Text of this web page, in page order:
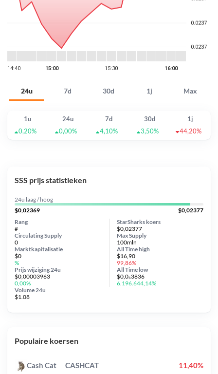
24u 7d 30d 1j Max
1u 24u 7d 30d
1j
0,20%
0,00% 4,10% 3,50% 44,20%
SSS prijs statistieken
24u laag / hoog
$0,02369
$0,02377
StarSharks koers
$0,02377
Circulating Supply
0
Prijs wijziging 24u
$0,00003963
0,00%
Max Supply
100mln
Marktkapitalisatie
$0
%
Volume 24u
$1.08
Rang
#
All Timehigh
$16,90
99,86%
All Time low
$0,0₆3836
6.196.644,14%
Populaire koersen
Cash Cat CASHCAT 11,40%